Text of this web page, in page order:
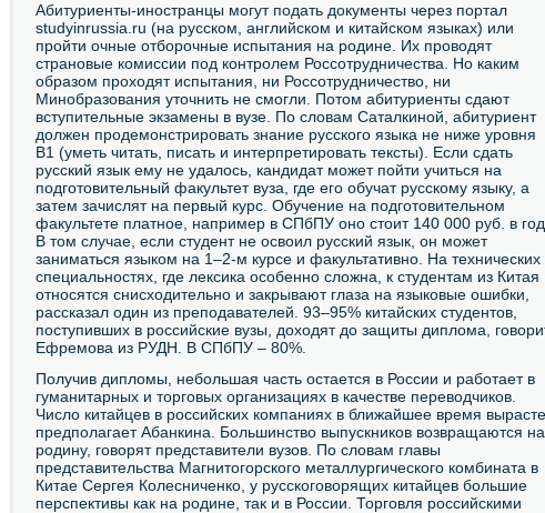
Абитуриенты-иностранцы могут подать документы через портал
studyinrussia.ru (на русском, английском и китайском языках) или
пройти очные отборочные испытания на родине. Их проводят
страновые комиссии под контролем Россотрудничества. Но каким
образом проходят испытания, ни Россотрудничество, ни
Минобразования уточнить не смогли. Потом абитуриенты сдают
вступительные экзамены в вузе. По словам Саталкиной, абитуриент
должен продемонстрировать знание русского языка не ниже уровня
B1 (уметь читать, писать и интерпретировать тексты). Если сдать
русский язык ему не удалось, кандидат может пойти учиться на
подготовительный факультет вуза, где его обучат русскому языку, а
затем зачислят на первый курс. Обучение на подготовительном
факультете платное, например в СПбПУ оно стоит 140 000 руб. в
В том случае, если студент не освоил русский язык, он может
заниматься языком на 1–2-м курсе и факультативно. На технических
специальностях, где лексика особенно сложна, к студентам из Китая
относятся снисходительно и закрывают глаза на языковые ошибки,
рассказал один из преподавателей. 93–95% китайских студентов,
поступивших в российские вузы, доходят до защиты диплома,
Ефремова из РУДН. В СПбПУ – 80%.
Получив дипломы, небольшая часть остается в России и работает в
гуманитарных и торговых организациях в качестве переводчиков.
Число китайцев в российских компаниях в ближайшее время
предполагает Абанкина. Большинство выпускников возвращаются на
родину, говорят представители вузов. По словам главы
представительства Магнитогорского металлургического комбината в
Китае Сергея Колесниченко, у русскоговорящих китайцев большие
перспективы как на родине, так и в России. Торговля российскими